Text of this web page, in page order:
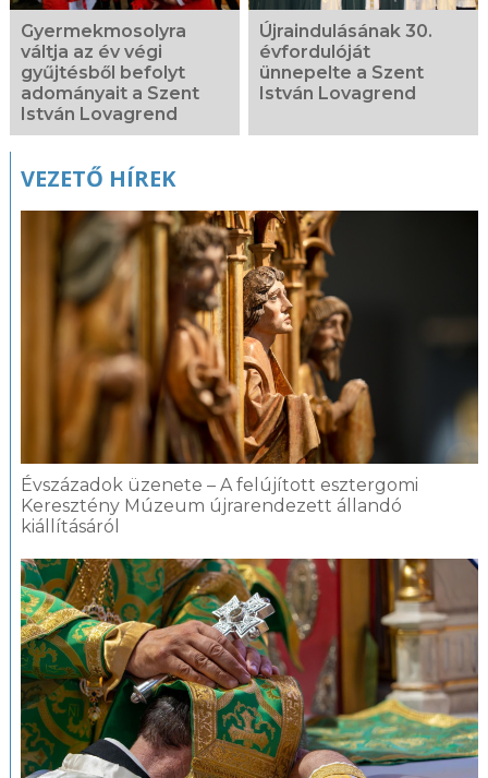
Gyermekmosolyra
váltja az év végi
gyűjtésből befolyt
adományait a Szent
István Lovagrend
Újraindulásának 30.
évfordulóját
ünnepelte a Szent
István Lovagrend
VEZETŐ HÍREK
Évszázadok üzenete – A felújított esztergomi
Keresztény Múzeum újrarendezett állandó
kiállításáról